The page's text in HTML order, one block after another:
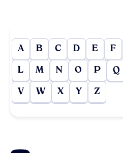
A B C D E F
L M N O P Q
V W X Y Z